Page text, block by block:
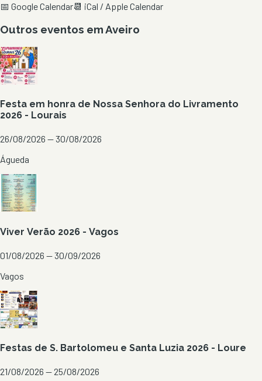
📅 Google Calendar📆 iCal / Apple Calendar
Outros eventos emAveiro
Festa em honra de Nossa Senhora do Livramento
2026 - Lourais
26/08/2026 — 30/08/2026
Águeda
Viver Verão 2026 - Vagos
01/08/2026 — 30/09/2026
Vagos
Festas de S. Bartolomeu e Santa Luzia 2026 - Loure
21/08/2026 — 25/08/2026